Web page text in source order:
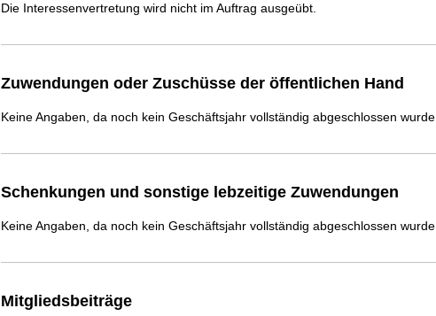
Die Interessenvertretung wird nicht im Auftrag ausgeübt.
Zuwendungen oder Zuschüsse der öffentlichen Hand
Keine Angaben, da noch kein Geschäftsjahr vollständig abgeschlossen wurde.
Schenkungen und sonstige lebzeitige Zuwendungen
Keine Angaben, da noch kein Geschäftsjahr vollständig abgeschlossen wurde.
Mitgliedsbeiträge